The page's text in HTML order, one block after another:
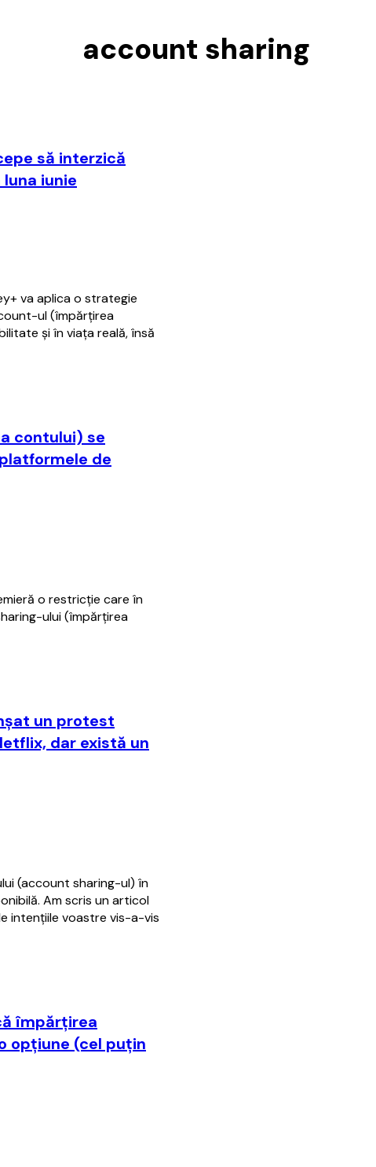
account sharing
să interzică
iunie
va aplica o strategie
ul (împărţirea
şi în viaţa reală, însă
contului) se
de
o restricţie care în
ului (împărţirea
un protest
dar există un
(account sharing-ul) în
Am scris un articol
intenţiile voastre vis-a-vis
împărţirea
opţiune (cel puţin